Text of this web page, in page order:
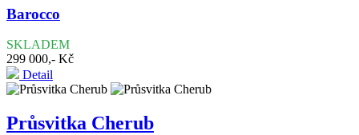
Barocco
SKLADEM
299 000,- Kč
Detail
Průsvitka Cherub